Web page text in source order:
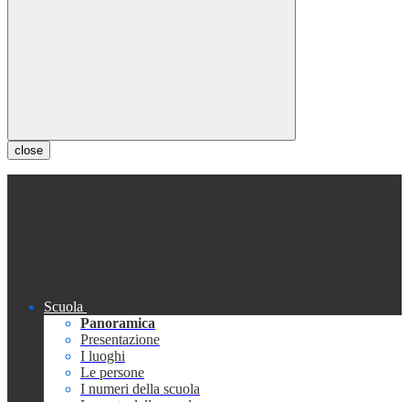
close
Scuola
Panoramica
Presentazione
I luoghi
Le persone
I numeri della scuola